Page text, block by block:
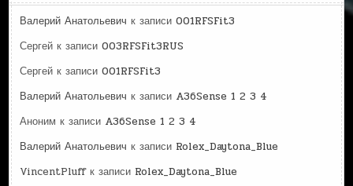
Валерий Анатольевич к записи001RFSFit3
Сергей к записи003RFSFit3RUS
Сергей к записи001RFSFit3
Валерий Анатольевич к записи A36Sense 1 2 3 4
Аноним к записи A36Sense 1 2 3 4
Валерий Анатольевич к записи Rolex_Daytona_Blue
VincentPluffк записи Rolex_Daytona_Blue